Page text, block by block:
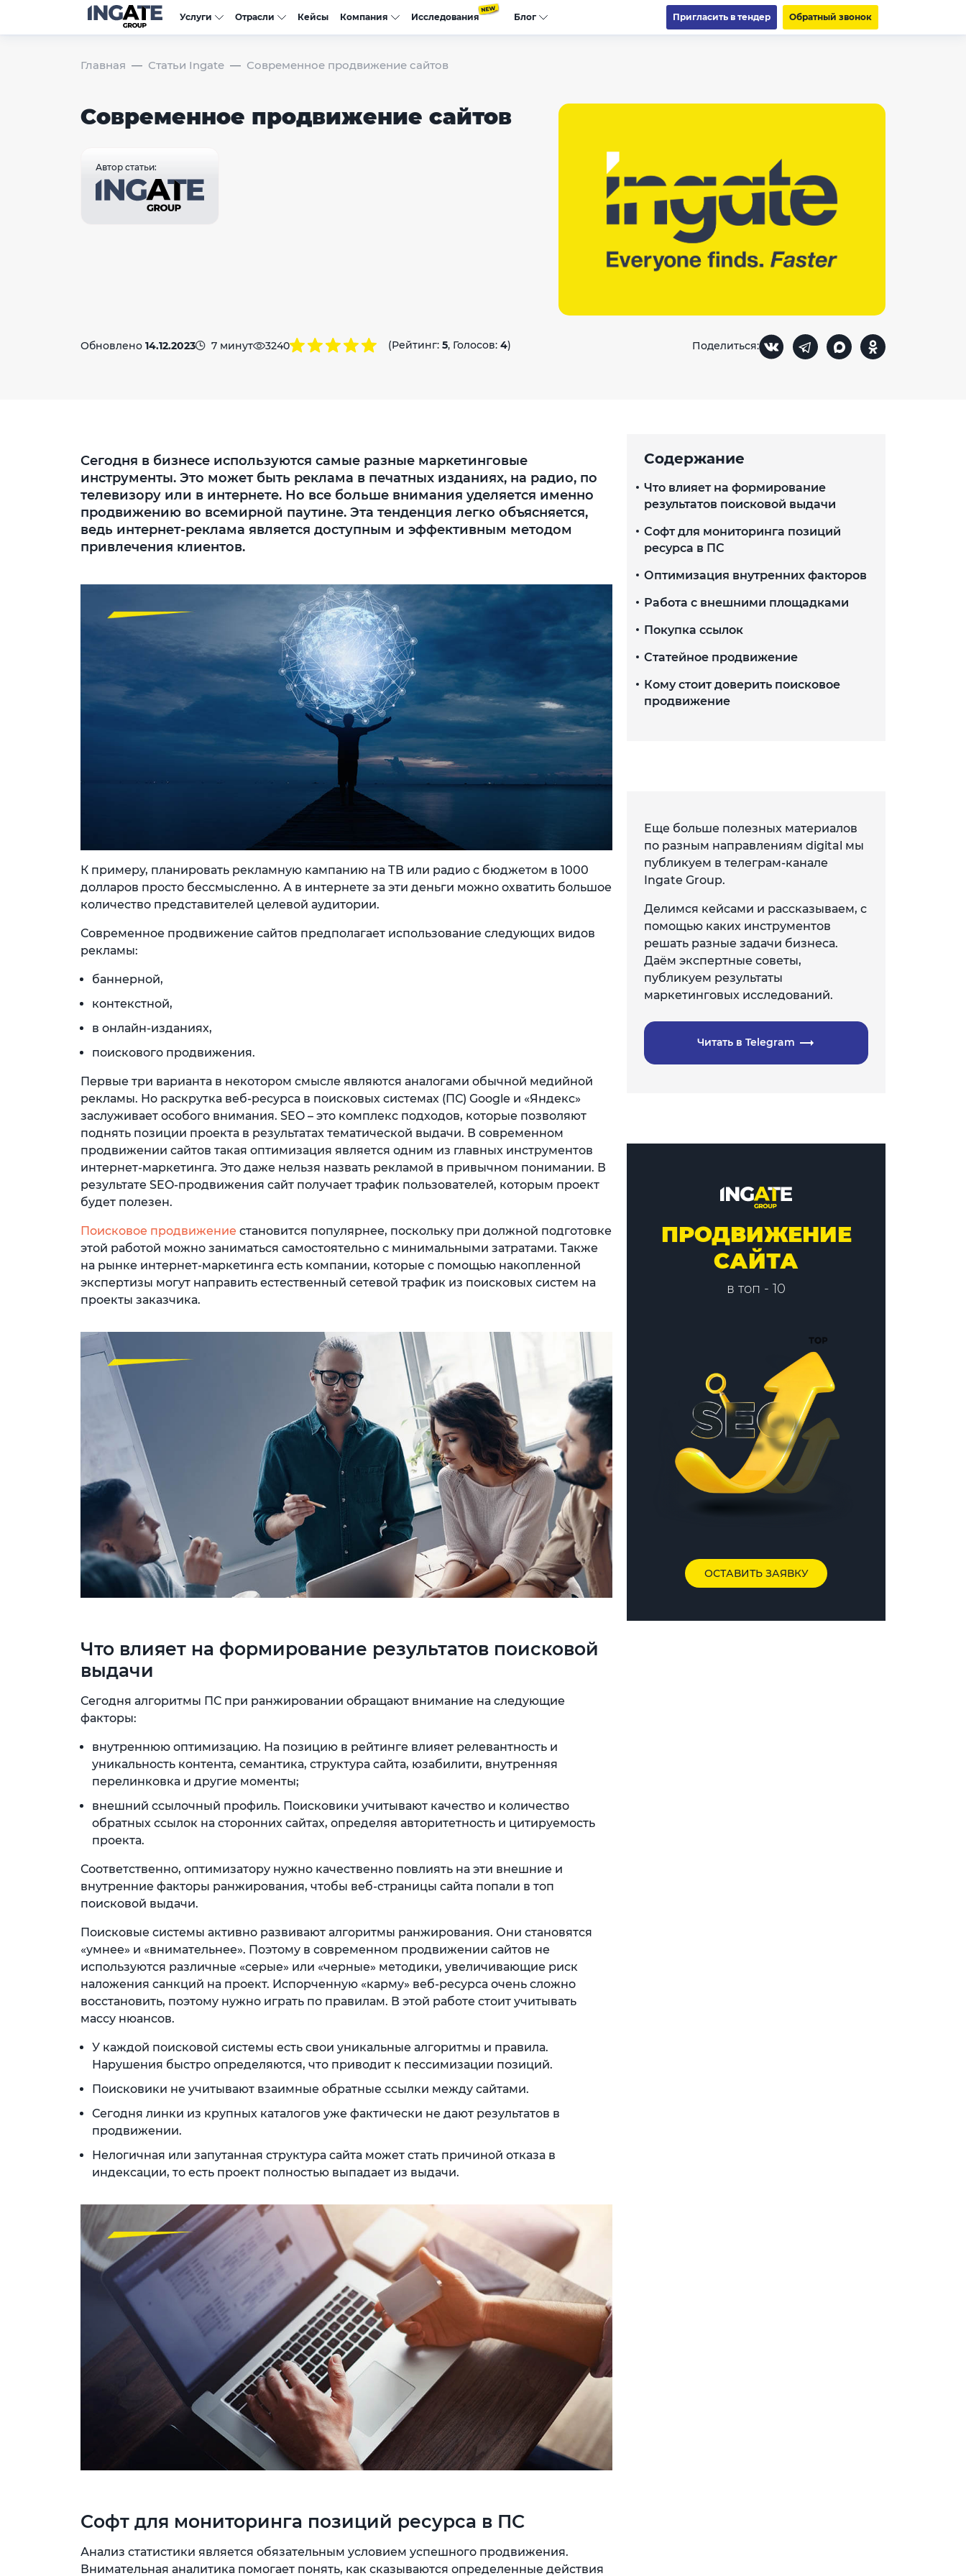
Услуги Отрасли Кейсы Компания Исследования Блог Пригласить в тендер Обратный звонок
Главная Статьи Ingate Современное продвижение сайтов
Современное продвижение сайтов
Автор статьи:
Обновлено 14.12.2023 7 минут 3240 (Рейтинг: 5, Голосов: 4) Поделиться:
Сегодня в бизнесе используются самые разные маркетинговые
инструменты. Это может быть реклама в печатных изданиях, на радио, по
телевизору или в интернете. Но все больше внимания уделяется именно
продвижению во всемирной паутине. Эта тенденция легко объясняется,
ведь интернет-реклама является доступным и эффективным методом
привлечения клиентов.
К примеру, планировать рекламную кампанию на ТВ или радио с бюджетом в 1000
долларов просто бессмысленно. А в интернете за эти деньги можно охватить большое
количество представителей целевой аудитории.
Современное продвижение сайтов предполагает использование следующих видов
рекламы:
баннерной,
контекстной,
в онлайн-изданиях,
поискового продвижения.
Первые три варианта в некотором смысле являются аналогами обычной медийной
рекламы. Но раскрутка веб-ресурса в поисковых системах (ПС) Google и «Яндекс»
заслуживает особого внимания. SEO – это комплекс подходов, которые позволяют
поднять позиции проекта в результатах тематической выдачи. В современном
продвижении сайтов такая оптимизация является одним из главных инструментов
интернет-маркетинга. Это даже нельзя назвать рекламой в привычном понимании. В
результате SEO-продвижения сайт получает трафик пользователей, которым проект
будет полезен.
Поисковое продвижение становится популярнее, поскольку при должной подготовке
этой работой можно заниматься самостоятельно с минимальными затратами. Также
на рынке интернет-маркетинга есть компании, которые с помощью накопленной
экспертизы могут направить естественный сетевой трафик из поисковых систем на
проекты заказчика.
Что влияет на формирование результатов поисковой
выдачи
Сегодня алгоритмы ПС при ранжировании обращают внимание на следующие
факторы:
внутреннюю оптимизацию. На позицию в рейтинге влияет релевантность и
уникальность контента, семантика, структура сайта, юзабилити, внутренняя
перелинковка и другие моменты;
внешний ссылочный профиль. Поисковики учитывают качество и количество
обратных ссылок на сторонних сайтах, определяя авторитетность и цитируемость
проекта.
Соответственно, оптимизатору нужно качественно повлиять на эти внешние и
внутренние факторы ранжирования, чтобы веб-страницы сайта попали в топ
поисковой выдачи.
Поисковые системы активно развивают алгоритмы ранжирования. Они становятся
«умнее» и «внимательнее». Поэтому в современном продвижении сайтов не
используются различные «серые» или «черные» методики, увеличивающие риск
наложения санкций на проект. Испорченную «карму» веб-ресурса очень сложно
восстановить, поэтому нужно играть по правилам. В этой работе стоит учитывать
массу нюансов.
У каждой поисковой системы есть свои уникальные алгоритмы и правила.
Нарушения быстро определяются, что приводит к пессимизации позиций.
Поисковики не учитывают взаимные обратные ссылки между сайтами.
Сегодня линки из крупных каталогов уже фактически не дают результатов в
продвижении.
Нелогичная или запутанная структура сайта может стать причиной отказа в
индексации, то есть проект полностью выпадает из выдачи.
Софт для мониторинга позиций ресурса в ПС
Анализ статистики является обязательным условием успешного продвижения.
Внимательная аналитика помогает понять, как сказываются определенные действия
Содержание
Что влияет на формирование
результатов поисковой выдачи
Софт для мониторинга позиций
ресурса в ПС
Оптимизация внутренних факторов
Работа с внешними площадками
Покупка ссылок
Статейное продвижение
Кому стоит доверить поисковое
продвижение
Еще больше полезных материалов
по разным направлениям digital мы
публикуем в телеграм-канале
Ingate Group.
Делимся кейсами и рассказываем, с
помощью каких инструментов
решать разные задачи бизнеса.
Даём экспертные советы,
публикуем результаты
маркетинговых исследований.
Читать в Telegram
ПРОДВИЖЕНИЕ
САЙТА
в топ - 10
ОСТАВИТЬ ЗАЯВКУ